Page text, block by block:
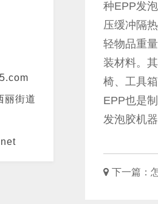
丽街道
种EPP发
压缓冲隔
轻物品重
装材料。
椅、工具
EPP也是
发泡胶机
下一篇：